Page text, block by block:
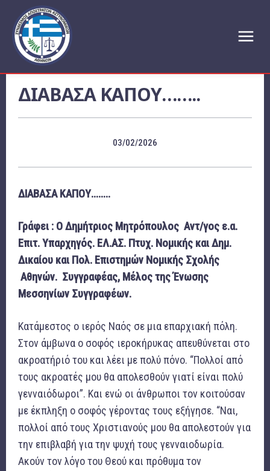
ΔΙΑΒΑΣΑ ΚΑΠΟΥ……..
03/02/2026
ΔΙΑΒΑΣΑ ΚΑΠΟΥ……..
Γράφει : Ο Δημήτριος Μητρόπουλος Αντ/γος ε.α.
Επιτ. Υπαρχηγός. ΕΛ.ΑΣ. Πτυχ. Νομικής και Δημ.
Δικαίου και Πολ. Επιστημών Νομικής Σχολής
Αθηνών. Συγγραφέας, Μέλος της Ένωσης
Μεσσηνίων Συγγραφέων.
Κατάμεστος ο ιερός Ναός σε μια επαρχιακή πόλη.
Στον άμβωνα ο σοφός ιεροκήρυκας απευθύνεται στο
ακροατήριό του και λέει με πολύ πόνο. “Πολλοί από
τους ακροατές μου θα απολεσθούν γιατί είναι πολύ
γενναιόδωροι”. Και ενώ οι άνθρωποι τον κοιτούσαν
με έκπληξη ο σοφός γέροντας τους εξήγησε. “Ναι,
πολλοί από τους Χριστιανούς μου θα απολεστούν για
την επιβλαβή για την ψυχή τους γενναιοδωρία.
Ακούν τον λόγο του Θεού και πρόθυμα τον